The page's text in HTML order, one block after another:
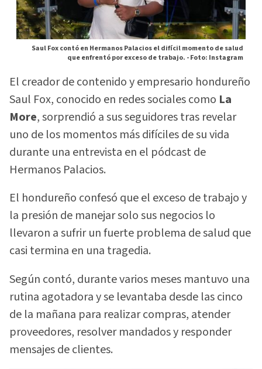
Saul Fox contó en Hermanos Palacios el difícil momento de salud
que enfrentó por exceso de trabajo. -Foto: Instagram
El creador de contenido y empresario hondureño
Saul Fox, conocido en redes sociales como La
More, sorprendió a sus seguidores tras revelar
uno de los momentos más difíciles de su vida
durante una entrevista en el pódcast de
Hermanos Palacios.
El hondureño confesó que el exceso de trabajo y
la presión de manejar solo sus negocios lo
llevaron a sufrir un fuerte problema de salud que
casi termina en una tragedia.
Según contó, durante varios meses mantuvo una
rutina agotadora y se levantaba desde las cinco
de la mañana para realizar compras, atender
proveedores, resolver mandados y responder
mensajes de clientes.